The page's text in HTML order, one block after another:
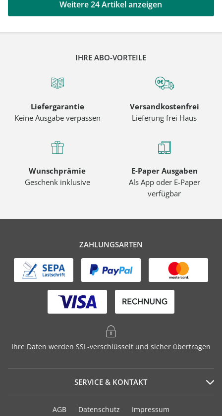
Weitere 24 Artikel anzeigen
IHRE ABO-VORTEILE
Liefergarantie
Keine Ausgabe verpassen
Versandkostenfrei
Lieferung frei Haus
Wunschprämie
Geschenk inklusive
E-Paper Ausgaben
Als App oder E-Paper
verfügbar
ZAHLUNGSARTEN
Ihre Daten werden SSL-verschlüsselt und sicher übertragen
SERVICE & KONTAKT
Serviceportal
AGB Datenschutz Impressum